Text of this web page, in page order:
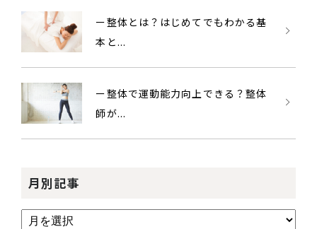
ー整体とは？はじめてでもわかる基
本と...
ー整体で運動能力向上できる？整体
師が...
月別記事